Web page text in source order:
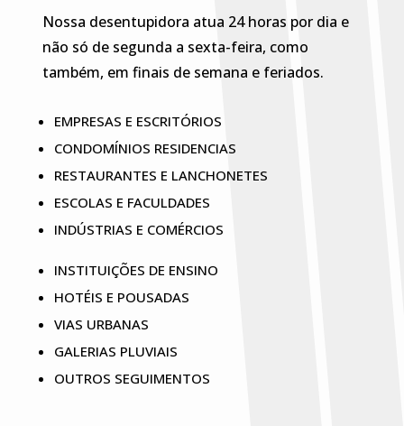
Nossa desentupidora atua 24 horas por dia e
não só de segunda a sexta-feira, como
também, em finais de semana e feriados.
EMPRESAS E ESCRITÓRIOS
CONDOMÍNIOS RESIDENCIAS
RESTAURANTES E LANCHONETES
ESCOLAS E FACULDADES
INDÚSTRIAS E COMÉRCIOS
INSTITUIÇÕES DE ENSINO
HOTÉIS E POUSADAS
VIAS URBANAS
GALERIAS PLUVIAIS
OUTROS SEGUIMENTOS